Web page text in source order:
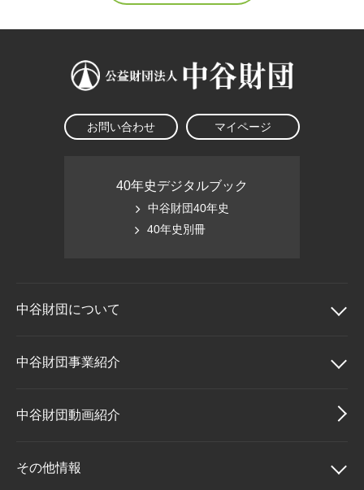
お問い合わせ マイページ
40年史デジタルブック
中谷財団40年史
40年史別冊
中谷財団について
中谷財団について
理事長挨拶
設立趣意書
中谷財団事業紹介
中谷財団事業紹介
中谷賞
中谷財団動画紹介
その他情報